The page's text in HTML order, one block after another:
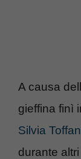
A causa
gieffina finì
Silvia
durante